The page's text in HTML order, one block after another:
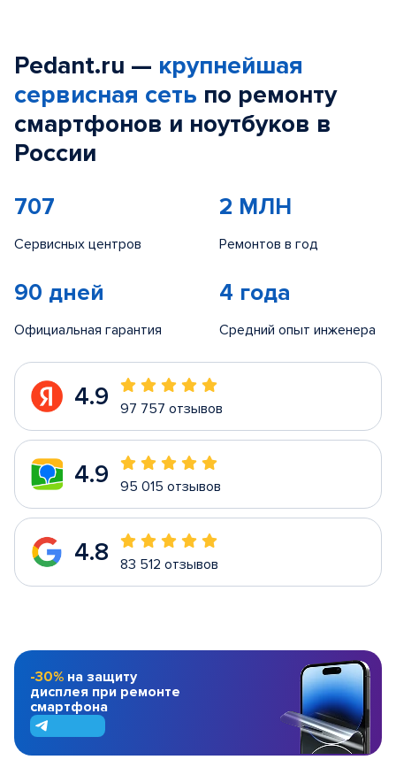
Pedant.ru — крупнейшая
сервисная сеть по ремонту
смартфонов и ноутбуков в
России
707
Сервисных центров
2 МЛН
Ремонтов в год
90 дней
Официальная гарантия
4 года
Средний опыт инженера
4.9 97 757 отзывов
4.9 95 015 отзывов
4.8 83 512 отзывов
-30% на защиту
дисплея при ремонте
смартфона